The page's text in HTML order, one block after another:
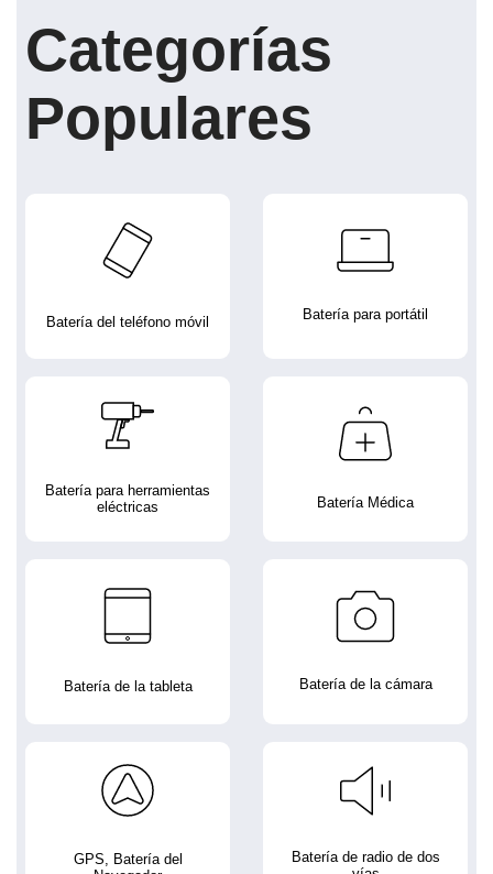
Categorías
Populares
Batería del teléfono móvil Batería para portátil
Batería para herramientas
eléctricas
Batería Médica
Batería de la tableta Batería de la cámara
GPS, Batería del
Batería de radio de dos